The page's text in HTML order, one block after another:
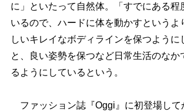
に」といたって自然体。「すでにある程
いるので、ハードに体を動かすというよ
しいキレイなボディラインを保つように
と、良い姿勢を保つなど日常生活のなか
るようにしているという。
ファッション誌『Oggi』に初登場して